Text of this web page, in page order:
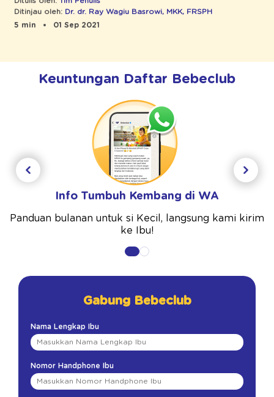
Ditinjau oleh: Dr. dr. Ray Wagiu Basrowi, MKK, FRSPH
5 min
01 Sep 2021
Keuntungan Daftar Bebeclub
Info Tumbuh Kembang di WA
Panduan bulanan untuk si Kecil, langsung kami kirim
ke Ibu!
Gabung Bebeclub
Nama Lengkap Ibu
Nomor Handphone Ibu